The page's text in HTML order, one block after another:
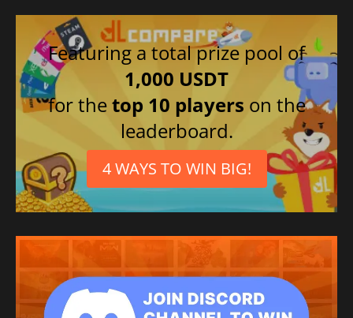
Featuring a total prize pool of
1,000 USDT
for thetop 10 players on the
leaderboard.
4 WAYS TO WIN BIG!